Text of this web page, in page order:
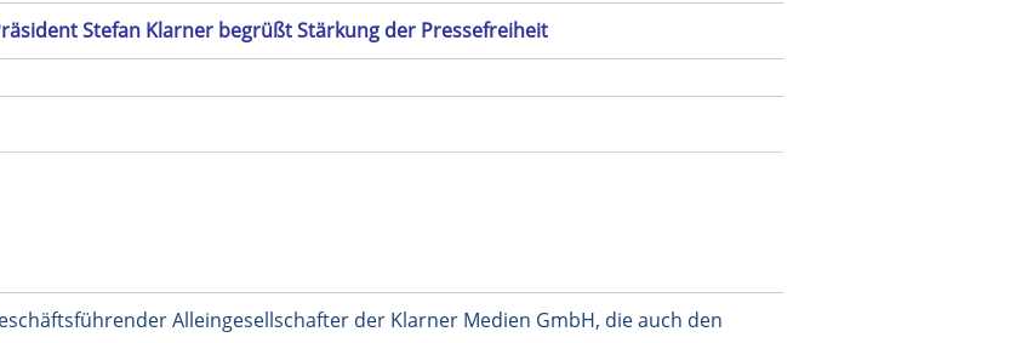
Stefan Klarner begrüßt Stärkung der Pressefreiheit
Alleingesellschafter der Klarner Medien GmbH, die auch den